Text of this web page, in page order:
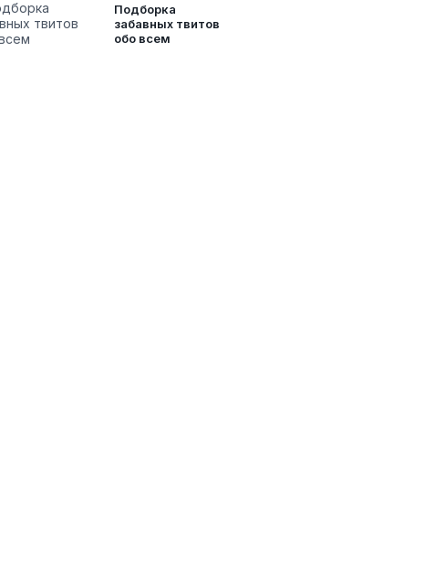
Подборка
забавных твитов
обо всем